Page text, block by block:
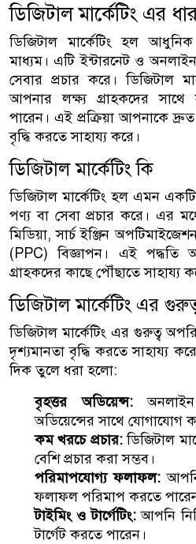
ডিজিটাল মার্কেটিং এর
ডিজিটাল মার্কেটিং হল
মাধ্যম। এটি ইন্টারনেট ও অনলাইন
সেবার প্রচার করে। ডিজিটাল
আপনার লক্ষ্য গ্রাহকদের
পারেন। এই প্রক্রিয়া আপনাকে
বৃদ্ধি করতে সাহায্য করে।
ডিজিটাল মার্কেটিং কি
ডিজিটাল মার্কেটিং হল এমন
পণ্য বা সেবা প্রচার করে। এর
মিডিয়া, সার্চ ইঞ্জিন
(PPC) বিজ্ঞাপন। এই
গ্রাহকদের কাছে পৌঁছাতে সাহায্য
ডিজিটাল মার্কেটিং এর
ডিজিটাল মার্কেটিং এর গুরুত্ব
দৃশ্যমানতা বৃদ্ধি করতে সাহায্য
দিক তুলে ধরা হলো:
বৃহত্তর অডিয়েন্স:অনলাইন
অডিয়েন্সের সাথে যোগাযোগ
কম খরচে প্রচার:ডিজিটাল
বেশি প্রচার করা সম্ভব।
পরিমাপযোগ্য ফলাফল:
ফলাফল পরিমাপ করতে
টাইমিং ও টার্গেটিং:আপনি
টার্গেট করতে পারেন।